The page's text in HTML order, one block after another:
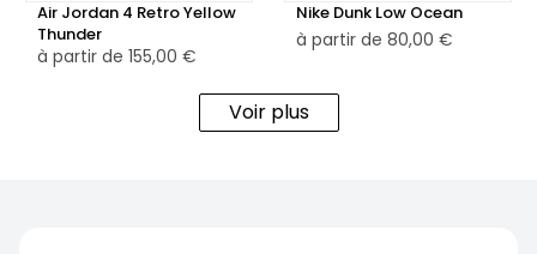
pour allier engagement responsable et exigence
stylistique.
Air Jordan 4 Retro Yellow
Thunder
à partir de 155,00 €
Nike Dunk Low Ocean
à partir de 80,00 €
Voir plus